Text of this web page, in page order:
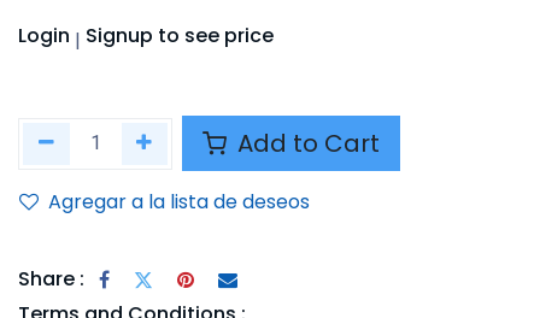
Login | Signup to see price
Add to Cart
Agregar a la lista de deseos
Share :